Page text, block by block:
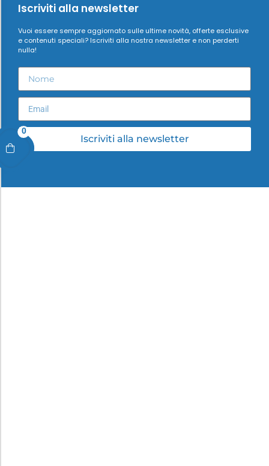
0
Iscriviti alla newsletter
Vuoi essere sempre aggiornato sulle ultime novità, offerte esclusive
e contenuti speciali? Iscriviti alla nostra newsletter e non perderti
nulla!
Iscriviti alla newsletter